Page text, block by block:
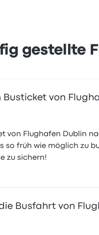
gestellte
Busticket von
von Flughafen Dublin
so früh wie möglich zu
zu sichern!
Busfahrt von